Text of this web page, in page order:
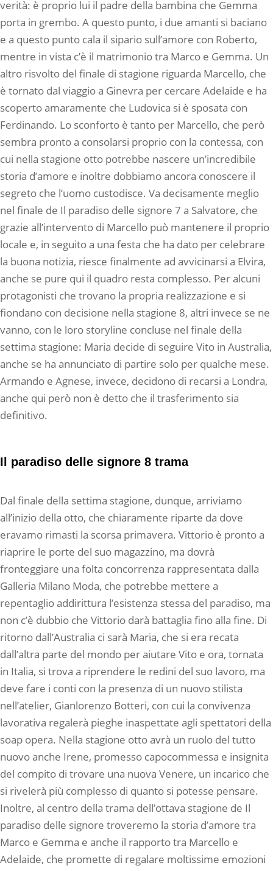
verità: è proprio lui il padre della bambina che Gemma
porta in grembo. A questo punto, i due amanti si baciano
e a questo punto cala il sipario sull’amore con Roberto,
mentre in vista c’è il matrimonio tra Marco e Gemma. Un
altro risvolto del finale di stagione riguarda Marcello, che
è tornato dal viaggio a Ginevra per cercare Adelaide e ha
scoperto amaramente che Ludovica si è sposata con
Ferdinando. Lo sconforto è tanto per Marcello, che però
sembra pronto a consolarsi proprio con la contessa, con
cui nella stagione otto potrebbe nascere un’incredibile
storia d’amore e inoltre dobbiamo ancora conoscere il
segreto che l’uomo custodisce. Va decisamente meglio
nel finale de Il paradiso delle signore 7 a Salvatore, che
grazie all’intervento di Marcello può mantenere il proprio
locale e, in seguito a una festa che ha dato per celebrare
la buona notizia, riesce finalmente ad avvicinarsi a Elvira,
anche se pure qui il quadro resta complesso. Per alcuni
protagonisti che trovano la propria realizzazione e si
fiondano con decisione nella stagione 8, altri invece se ne
vanno, con le loro storyline concluse nel finale della
settima stagione: Maria decide di seguire Vito in Australia,
anche se ha annunciato di partire solo per qualche mese.
Armando e Agnese, invece, decidono di recarsi a Londra,
anche qui però non è detto che il trasferimento sia
definitivo.
Il paradiso delle signore 8 trama
Dal finale della settima stagione, dunque, arriviamo
all’inizio della otto, che chiaramente riparte da dove
eravamo rimasti la scorsa primavera. Vittorio è pronto a
riaprire le porte del suo magazzino, ma dovrà
fronteggiare una folta concorrenza rappresentata dalla
Galleria Milano Moda, che potrebbe mettere a
repentaglio addirittura l’esistenza stessa del paradiso, ma
non c’è dubbio che Vittorio darà battaglia fino alla fine. Di
ritorno dall’Australia ci sarà Maria, che si era recata
dall’altra parte del mondo per aiutare Vito e ora, tornata
in Italia, si trova a riprendere le redini del suo lavoro, ma
deve fare i conti con la presenza di un nuovo stilista
nell’atelier, Gianlorenzo Botteri, con cui la convivenza
lavorativa regalerà pieghe inaspettate agli spettatori della
soap opera. Nella stagione otto avrà un ruolo del tutto
nuovo anche Irene, promesso capocommessa e insignita
del compito di trovare una nuova Venere, un incarico che
si rivelerà più complesso di quanto si potesse pensare.
Inoltre, al centro della trama dell’ottava stagione de Il
paradiso delle signore troveremo la storia d’amore tra
Marco e Gemma e anche il rapporto tra Marcello e
Adelaide, che promette di regalare moltissime emozioni